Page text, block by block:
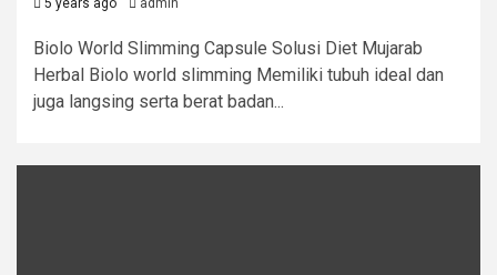
5 years ago admin
Biolo World Slimming Capsule Solusi Diet Mujarab
Herbal Biolo world slimming Memiliki tubuh ideal dan
juga langsing serta berat badan...